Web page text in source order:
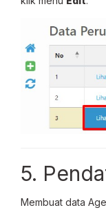
5.
Membuat data